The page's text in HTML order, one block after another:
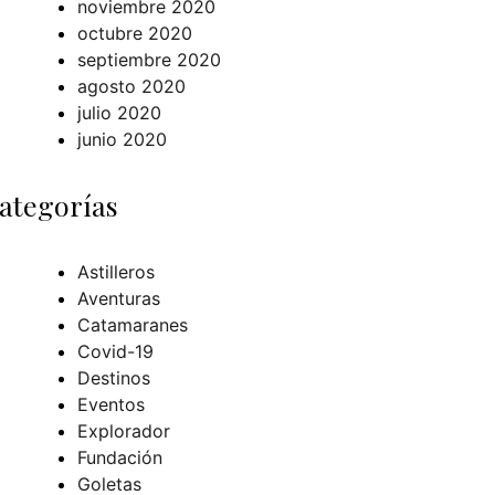
noviembre 2020
octubre 2020
septiembre 2020
agosto 2020
julio 2020
junio 2020
Astilleros
Aventuras
Catamaranes
Covid-19
Destinos
Eventos
Explorador
Fundación
Goletas